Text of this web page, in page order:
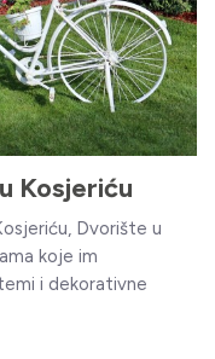
Kosjeriću
Dvorište u
koje im
i dekorativne